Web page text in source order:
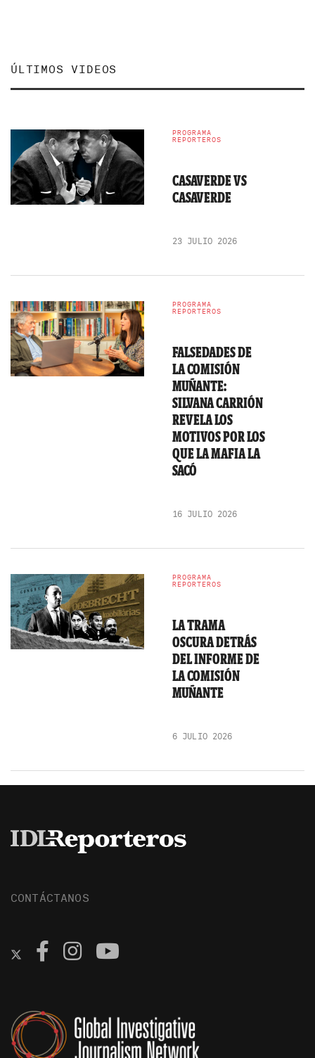
ÚLTIMOS VIDEOS
PROGRAMA
REPORTEROS
CASAVERDE VS
CASAVERDE
23 JULIO 2026
PROGRAMA
REPORTEROS
FALSEDADES DE
LA COMISIÓN
MUÑANTE:
SILVANA CARRIÓN
REVELA LOS
MOTIVOS POR LOS
QUE LA MAFIA LA
SACÓ
16 JULIO 2026
PROGRAMA
REPORTEROS
LA TRAMA
OSCURA DETRÁS
DEL INFORME DE
LA COMISIÓN
MUÑANTE
6 JULIO 2026
CONTÁCTANOS